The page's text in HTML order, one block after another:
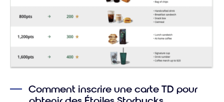
Comment inscrire une carte TD pour